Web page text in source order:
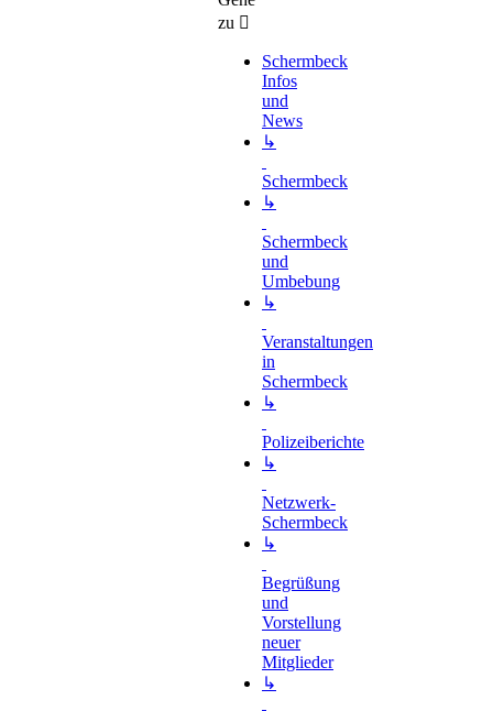
zu
Schermbeck
Infos
und
News
↳
Schermbeck
↳
Schermbeck
und
Umbebung
↳
Veranstaltungen
in
Schermbeck
↳
Polizeiberichte
↳
Netzwerk-
Schermbeck
↳
Begrüßung
und
Vorstellung
neuer
Mitglieder
↳